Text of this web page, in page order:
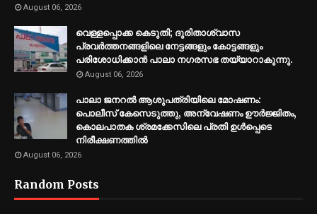
August 06, 2026
വെള്ളപ്പൊക്ക കെടുതി; ദുരിതാശ്വാസ
പ്രവര്‍ത്തനങ്ങളിലെ നേട്ടങ്ങളും കോട്ടങ്ങളും
പരിശോധിക്കാന്‍ പാലാ നഗരസഭ തയ്യാറാകുന്നു.
August 06, 2026
പാലാ ജനറല്‍ ആശുപത്രിയിലെ മോഷണം:
പൊലീസ് കേസെടുത്തു, അന്വേഷണം ഊര്‍ജ്ജിതം,
കൊലപാതക ശ്രമക്കേസിലെ പ്രതി ഉള്‍പ്പെടെ
നിരീക്ഷണത്തില്‍
August 06, 2026
Random Posts